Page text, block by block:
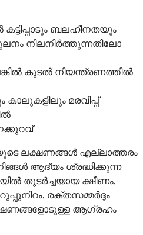
ബലഹീനതയും
നിലനിർത്തുന്നതിലോ
കുടൽ നിയന്ത്രണത്തിൽ
മരവിപ്പ്
ലക്ഷണങ്ങൾ എല്ലാത്തരം
ആദ്യം ശ്രദ്ധിക്കുന്ന
തുടർച്ചയായ ക്ഷീണം,
രക്തസമ്മർദ്ദം
ആഗ്രഹം